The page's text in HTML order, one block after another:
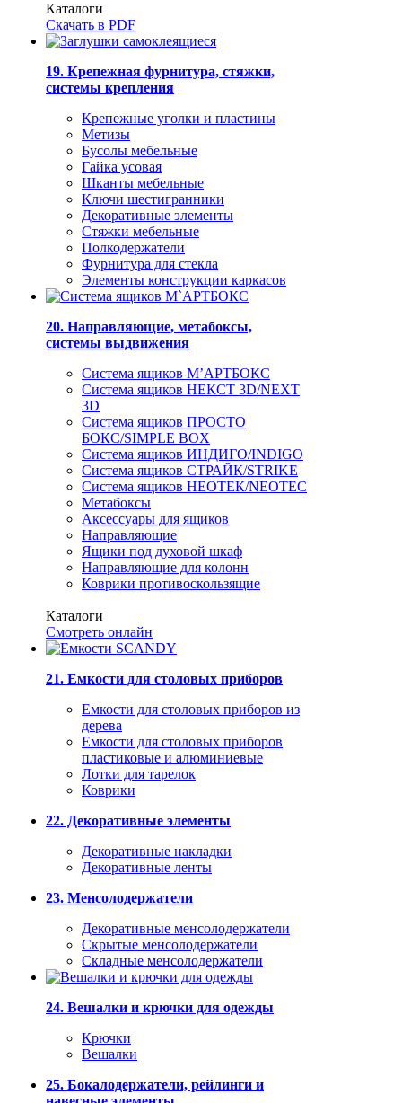
Каталоги
Скачать в PDF
19. Крепежная фурнитура, стяжки,
системы крепления
Крепежные уголки и пластины
Метизы
Бусолы мебельные
Гайка усовая
Шканты мебельные
Ключи шестигранники
Декоративные элементы
Стяжки мебельные
Полкодержатели
Фурнитура для стекла
Элементы конструкции каркасов
20. Направляющие, метабоксы,
системы выдвижения
Система ящиков М’АРТБОКС
Система ящиков НЕКСТ 3D/NEXT
3D
Система ящиков ПРОСТО
БОКС/SIMPLE BOX
Система ящиков ИНДИГО/INDIGO
Система ящиков СТРАЙК/STRIKE
Система ящиков НЕОТЕК/NEOTEC
Метабоксы
Аксессуары для ящиков
Направляющие
Ящики под духовой шкаф
Направляющие для колонн
Коврики противоскользящие
Каталоги
Смотреть онлайн
21. Емкости для столовых приборов
Емкости для столовых приборов из
дерева
Емкости для столовых приборов
пластиковые и алюминиевые
Лотки для тарелок
Коврики
22. Декоративные элементы
Декоративные накладки
Декоративные ленты
23. Менсолодержатели
Декоративные менсолодержатели
Скрытые менсолодержатели
Складные менсолодержатели
24. Вешалки и крючки для одежды
Крючки
Вешалки
25. Бокалодержатели, рейлинги и